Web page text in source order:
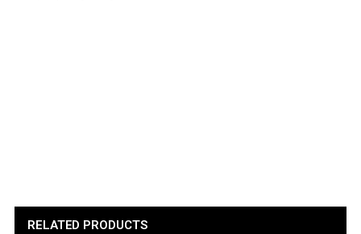
RELATED PRODUCTS